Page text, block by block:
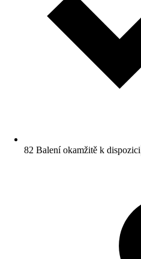
82 Balení okamžitě k dispozici